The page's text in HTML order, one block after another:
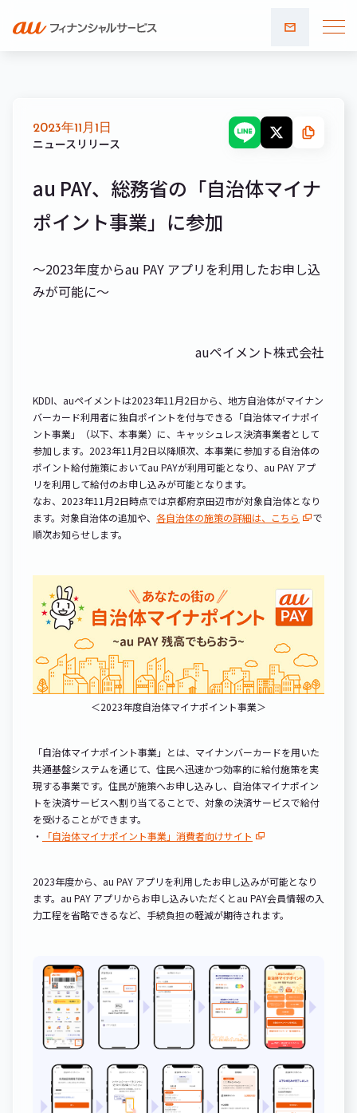
合わせ
2023年11月1日
ニュースリリース
au PAY、総務省の「自治体マイナ
ポイント事業」に参加
～2023年度からau PAY アプリを利用したお申し込
みが可能に～
auペイメント株式会社
KDDI、auペイメントは2023年11月2日から、地方自治体がマイナン
バーカード利用者に独自ポイントを付与できる「自治体マイナポイ
ント事業」（以下、本事業）に、キャッシュレス決済事業者として
参加します。2023年11月2日以降順次、本事業に参加する自治体の
ポイント給付施策においてau PAYが利用可能となり、au PAY アプ
リを利用して給付のお申し込みが可能となります。
なお、2023年11月2日時点では京都府京田辺市が対象自治体となり
ます。対象自治体の追加や、 各自治体の施策の詳細は、こちら
で
順次お知らせします。
＜2023年度自治体マイナポイント事業＞
「自治体マイナポイント事業」とは、マイナンバーカードを用いた
共通基盤システムを通じて、住民へ迅速かつ効率的に給付施策を実
現する事業です。住民が施策へお申し込みし、自治体マイナポイン
トを決済サービスへ割り当てることで、対象の決済サービスで給付
を受けることができます。
・
「自治体マイナポイント事業」消費者向けサイト
2023年度から、au PAY アプリを利用したお申し込みが可能となり
ます。au PAY アプリからお申し込みいただくとau PAY会員情報の入
力工程を省略できるなど、手続負担の軽減が期待されます。